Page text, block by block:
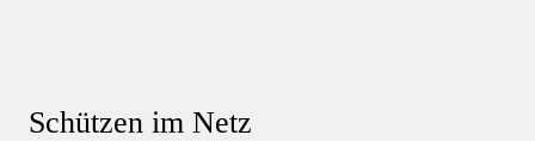
Schützen im Netz